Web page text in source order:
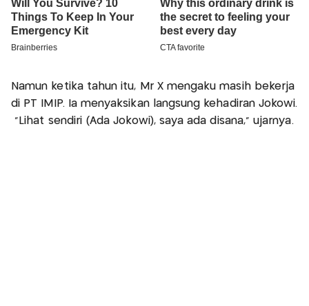
Namun ketika tahun itu, Mr X mengaku masih bekerja
di PT IMIP. Ia menyaksikan langsung kehadiran Jokowi.
"Lihat sendiri (Ada Jokowi), saya ada disana," ujarnya.